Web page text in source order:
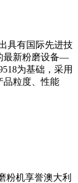
具有国际先进技
最新粉磨设备—
为基础，采用
品粒度、性能
粉机享誉澳大利